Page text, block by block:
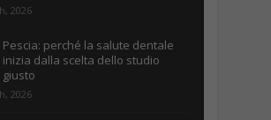
2026
Pescia: perché la salute dentale
inizia dalla scelta dello studio
giusto
2026